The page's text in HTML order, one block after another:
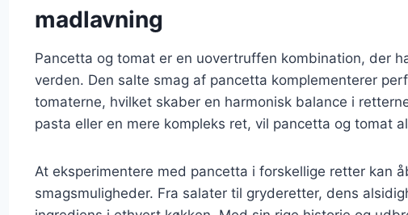
madlavning
Pancetta og tomat er en uovertruffen kombination, der
verden. Den salte smag af pancetta komplementerer
tomaterne, hvilket skaber en harmonisk balance i
pasta eller en mere kompleks ret, vil pancetta og tomat
At eksperimentere med pancetta i forskellige retter kan
smagsmuligheder. Fra salater til gryderetter, dens